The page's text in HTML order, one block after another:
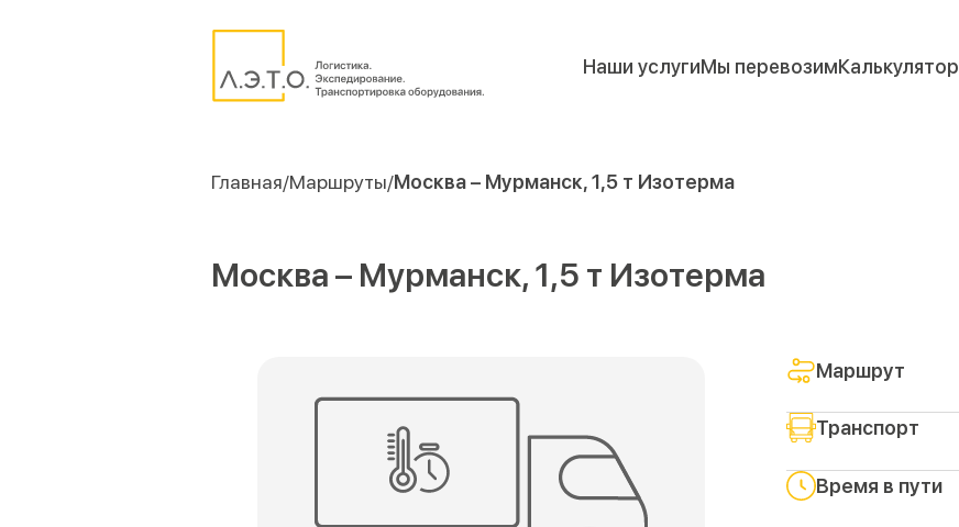
Наши услугиМы перевозимКалькулятор
Главная Маршруты Москва – Мурманск, 1,5 т Изотерма
Москва – Мурманск, 1,5 т Изотерма
Маршрут
Транспорт
Время в пути